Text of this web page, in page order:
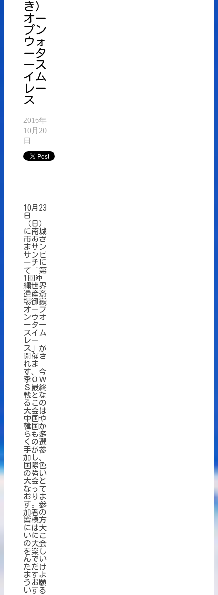
き）
オー
プン
ウォ
ータ
ース
イム
レー
ス
2016年
10月20
日
10月23
日
（日）
に南城
市あざ
まサン
サンビ
ーチに
て「第
1回沖
縄世界
遺産斎
場御嶽
オープ
ンウオ
ーター
スイム
レー
ス」が
開催さ
れま
す、今
季ＯＷ
Ｓ最終
戦とな
るこの
大会は
中国や
韓国か
らも多
くの選
手が参
加し、
国際色
の強い
大会と
なって
おりま
す。参
加者の
皆様方
には大
いにこ
の大会
を楽し
んでい
ただけ
ますよ
うお願
いする